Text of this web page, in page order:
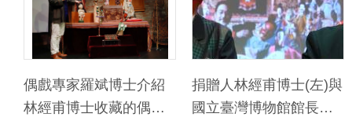
明
回
偶戲專家羅斌博士介紹
林經甫博士收藏的偶戲
捐贈人林經甫博士(左)與
國立臺灣博物館館長洪